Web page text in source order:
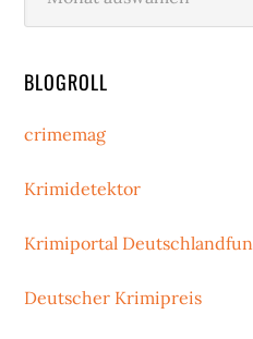
BLOGROLL
crimemag
Krimidetektor
Krimiportal
Deutscher Krimipreis